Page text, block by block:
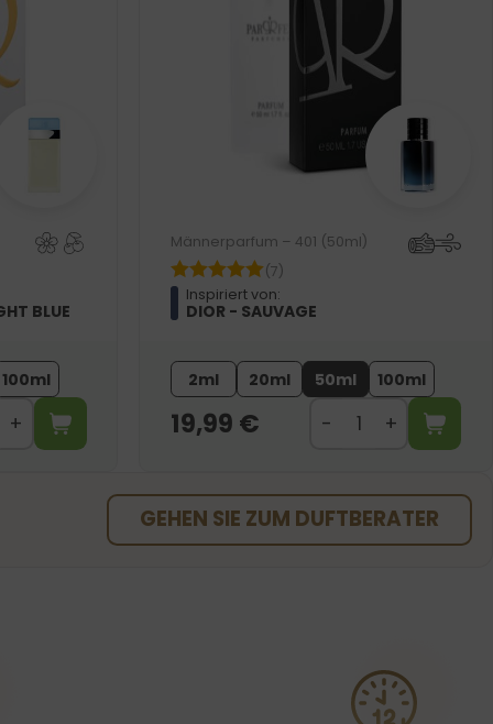
BLUE
100ml
Männerparfum – 401 (50ml)
(7)
Inspiriert von:
DIOR - SAUVAGE
2ml 20ml 50ml 100ml
19,99 €
GEHEN SIE ZUM DUFTBERATER